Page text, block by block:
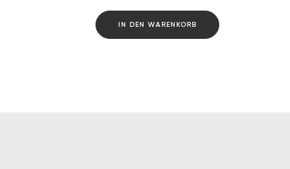
IN DEN WARENKORB